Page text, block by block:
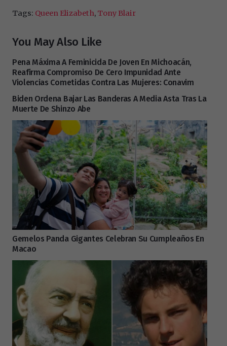
Tags: Queen Elizabeth, Tony Blair
You May Also Like
Pena Máxima A Feminicida De Joven En Michoacán,
Reafirma Compromiso De Cero Impunidad Ante
Violencias Cometidas Contra Las Mujeres: Conavim
Biden Ordena Bajar Las Banderas A Media Asta Tras La
Muerte De Shinzo Abe
Gemelos Panda Gigantes Celebran Su Cumpleaños En
Macao